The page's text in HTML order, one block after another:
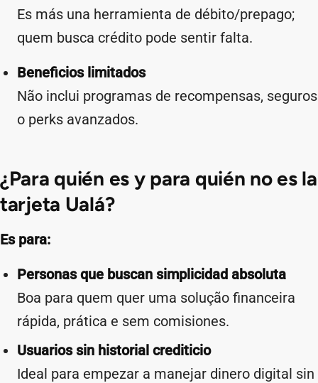
Es más una herramienta de débito/prepago;
quem busca crédito pode sentir falta.
Beneficios limitados
Não inclui programas de recompensas, seguros
o perks avanzados.
¿Para quién es y para quién no es la
tarjeta Ualá?
Es para:
Personas que buscan simplicidad absoluta
Boa para quem quer uma solução financeira
rápida, prática e sem comisiones.
Usuarios sin historial crediticio
Ideal para empezar a manejar dinero digital sin